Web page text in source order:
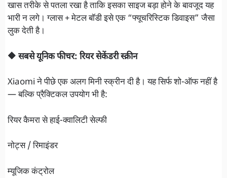
खास तरीके से पतला रखा है ताकि इसका साइज बड़ा होने के बावजूद यह
भारी न लगे। ग्लास + मेटल बॉडी इसे एक “फ्यूचरिस्टिक डिवाइस” जैसा
लुक देती है।
🔶 सबसे यूनिक फीचर: रियर सेकेंडरी स्क्रीन
Xiaomi ने पीछे एक अलग मिनी स्क्रीन दी है। यह सिर्फ शो-ऑफ नहीं है
— बल्कि प्रैक्टिकल उपयोग भी है:
रियर कैमरा से हाई-क्वालिटी सेल्फी
नोट्स / रिमाइंडर
म्यूजिक कंट्रोल